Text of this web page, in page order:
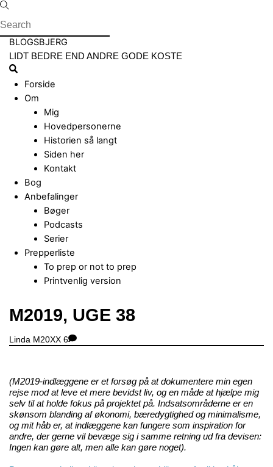
Skip
to
content
Menu
BLOGSBJERG
LIDT BEDRE END ANDRE GODE KOSTE
Search
Forside
Om
Mig
Hovedpersonerne
Historien så langt
Siden her
Kontakt
Bog
Anbefalinger
Bøger
Podcasts
Serier
Prepperliste
To prep or not to prep
Printvenlig version
Close
Menu
M2019, UGE 38
Linda M20XX 6
(M2019-indlæggene er et forsøg på at dokumentere min egen
rejse mod at leve et mere bevidst liv, og en måde at hjælpe mig
selv til at holde fokus på projektet på. Indsatsområderne er en
skønsom blanding af økonomi, bæredygtighed og minimalisme,
og mit håb er, at indlæggene kan fungere som inspiration for
andre, der gerne vil bevæge sig i samme retning ud fra devisen:
Ingen kan gøre alt, men alle kan gøre noget).